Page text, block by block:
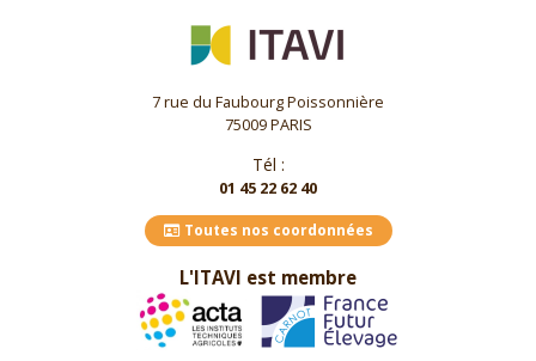
7 rue du Faubourg Poissonnière
75009 PARIS
Tél :
01 45 22 62 40
Toutes nos coordonnées
L'ITAVI est membre